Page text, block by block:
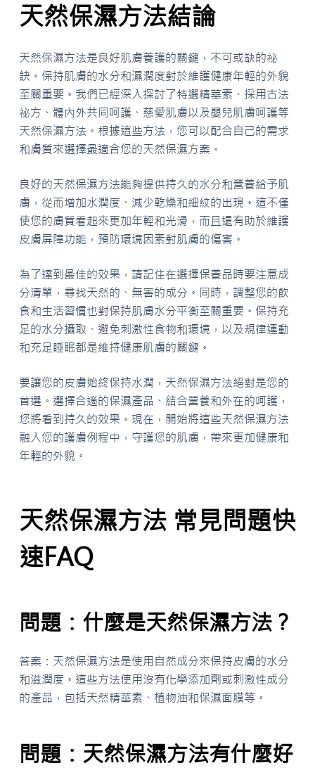
天然保濕方法結論
天然保濕方法是良好肌膚養護的關鍵，不可或缺的祕
訣。保持肌膚的水分和濕潤度對於維護健康年輕的外貌
至關重要。我們已經深入探討了特選精華素、採用古法
祕方、體內外共同呵護、慈愛肌膚以及嬰兒肌膚呵護等
天然保濕方法。根據這些方法，您可以配合自己的需求
和膚質來選擇最適合您的天然保濕方案。
良好的天然保濕方法能夠提供持久的水分和營養給予肌
膚，從而增加水潤度、減少乾燥和細紋的出現。這不僅
使您的膚質看起來更加年輕和光滑，而且還有助於維護
皮膚屏障功能，預防環境因素對肌膚的傷害。
為了達到最佳的效果，請記住在選擇保養品時要注意成
分清單，尋找天然的、無害的成分。同時，調整您的飲
食和生活習慣也對保持肌膚水分平衡至關重要。保持充
足的水分攝取、避免刺激性食物和環境，以及規律運動
和充足睡眠都是維持健康肌膚的關鍵。
要讓您的皮膚始終保持水潤，天然保濕方法絕對是您的
首選。選擇合適的保濕產品、結合營養和外在的呵護，
您將看到持久的效果。現在，開始將這些天然保濕方法
融入您的護膚例程中，守護您的肌膚，帶來更加健康和
年輕的外貌。
天然保濕方法 常見問題快
速FAQ
問題：什麼是天然保濕方法？
答案：天然保濕方法是使用自然成分來保持皮膚的水分
和滋潤度。這些方法使用沒有化學添加劑或刺激性成分
的產品，包括天然精華素、植物油和保濕面膜等。
問題：天然保濕方法有什麼好